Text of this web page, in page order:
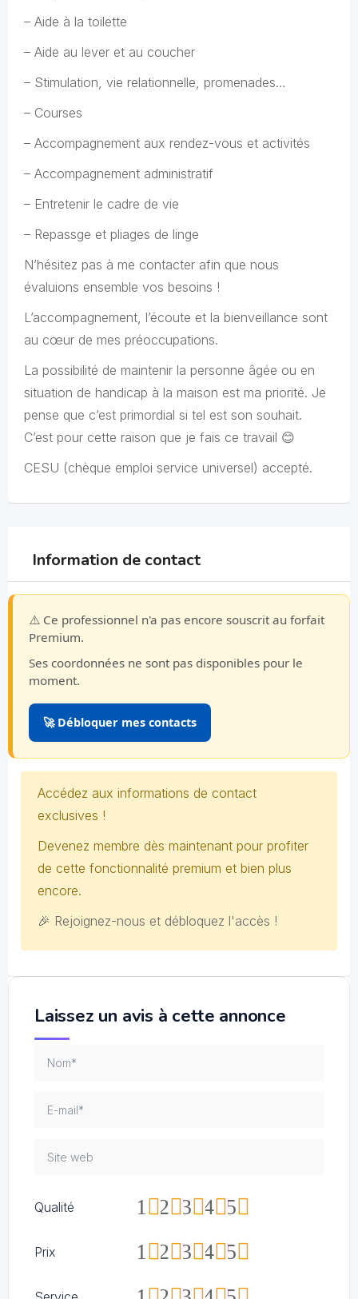
– Aide à la toilette
– Aide au lever et au coucher
– Stimulation, vie relationnelle, promenades…
– Courses
– Accompagnement aux rendez-vous et activités
– Accompagnement administratif
– Entretenir le cadre de vie
– Repassge et pliages de linge
N’hésitez pas à me contacter afin que nous
évaluions ensemble vos besoins !
L’accompagnement, l’écoute et la bienveillance sont
au cœur de mes préoccupations.
La possibilité de maintenir la personne âgée ou en
situation de handicap à la maison est ma priorité. Je
pense que c’est primordial si tel est son souhait.
C’est pour cette raison que je fais ce travail 😊
CESU (chèque emploi service universel) accepté.
Information de contact
⚠️ Ce professionnel n'a pas encore souscrit au forfait
Premium.
Ses coordonnées ne sont pas disponibles pour le
moment.
🚀 Débloquer mes contacts
Accédez aux informations de contact
exclusives !
Devenez membre dès maintenant pour profiter
de cette fonctionnalité premium et bien plus
encore.
🎉 Rejoignez-nous et débloquez l'accès !
Laissez un avis à cette annonce
Qualité 5
4
3
2
1
Prix 5
4
3
2
1